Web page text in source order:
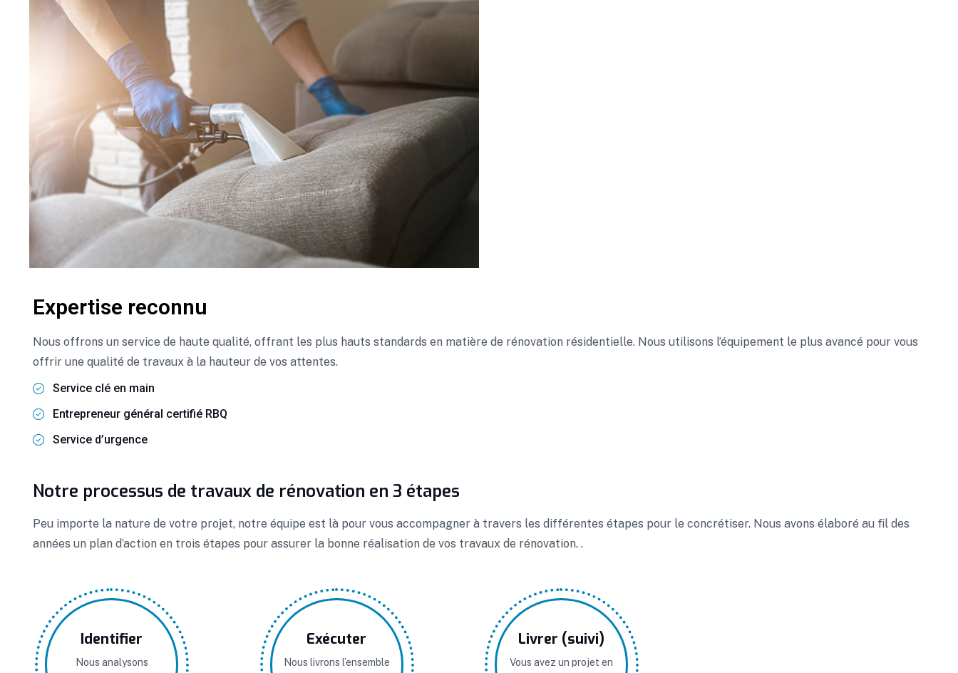
Expertise reconnu
Nous offrons un service de haute qualité, offrant les plus hauts standards en matière de rénovation résidentielle. Nous utilisons l’équipement le plus avancé pour vous
offrir une qualité de travaux à la hauteur de vos attentes.
Service clé en main
Entrepreneur général certifié RBQ
Service d’urgence
Notre processus de travaux de rénovation en 3 étapes
Peu importe la nature de votre projet, notre équipe est là pour vous accompagner à travers les différentes étapes pour le concrétiser. Nous avons élaboré au fil des
années un plan d’action en trois étapes pour assurer la bonne réalisation de vos travaux de rénovation. .
Identifier
Nous analysons
Exécuter
Nous livrons l’ensemble
Livrer (suivi)
Vous avez un projet en